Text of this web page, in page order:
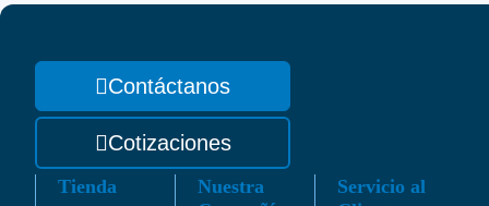
Contáctanos
Cotizaciones
Tienda
Nuestra
Servicio al